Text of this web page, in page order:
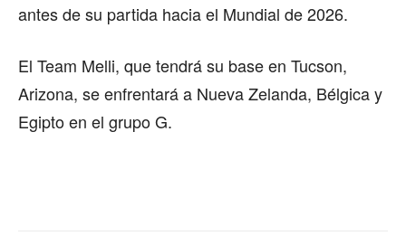
antes de su partida hacia el Mundial de 2026.
El Team Melli, que tendrá su base en Tucson,
Arizona, se enfrentará a Nueva Zelanda, Bélgica y
Egipto en el grupo G.